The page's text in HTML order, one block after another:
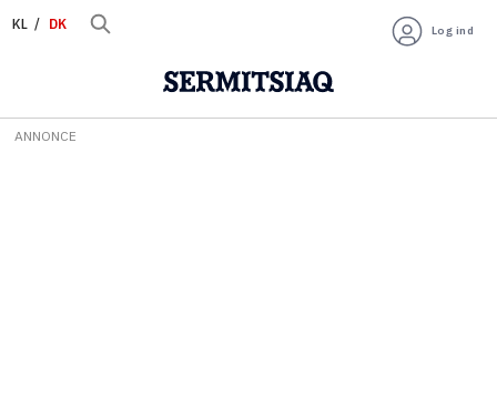
KL DK Log ind
ANNONCE